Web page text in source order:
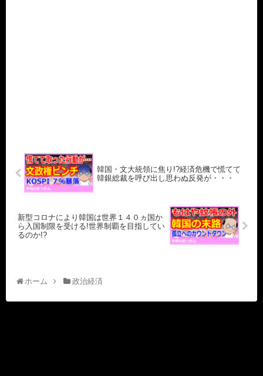
韓国・文大統領に焦り!?経済危機で慌てて
韓銀総裁を呼び出し思わぬ反発が・・・
新型コロナにより韓国は世界１４０ヵ国か
ら入国制限を受ける!世界制覇を目指してい
るのか!?
ホーム 政治経済